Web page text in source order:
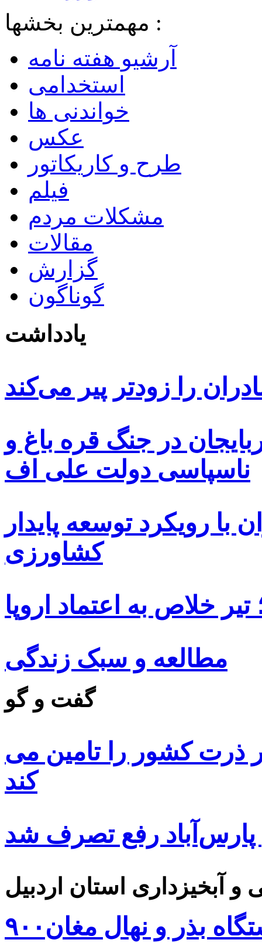
مهمترین بخشها :
آرشیو هفته نامه
استخدامی
خواندنی ها
عکس
طرح و کاریکاتور
فیلم
مشکلات مردم
مقالات
گزارش
گوناگون
یادداشت
را زودتر پیر می‌کند
در جنگ قره باغ و
ناسپاسی دولت علی اف
با رویکرد توسعه پایدار
کشاورزی
خلاص به اعتماد اروپا
مطالعه و سبک زندگی
گفت و گو
۸۵ درصد بذر ذرت کشور را تامین می
کند
پارس‌آباد رفع تصرف شد
۹۰۰هزار اصله نهال توسط ایستگاه بذر و نهال مغان